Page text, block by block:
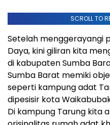
SCROLL TO
Setelah menggerayangi
Daya, kini giliran kita
di kabupaten Sumba
Sumba Barat memiki
seperti kampung adat
dipesisir kota
Di kampung Tarung kita